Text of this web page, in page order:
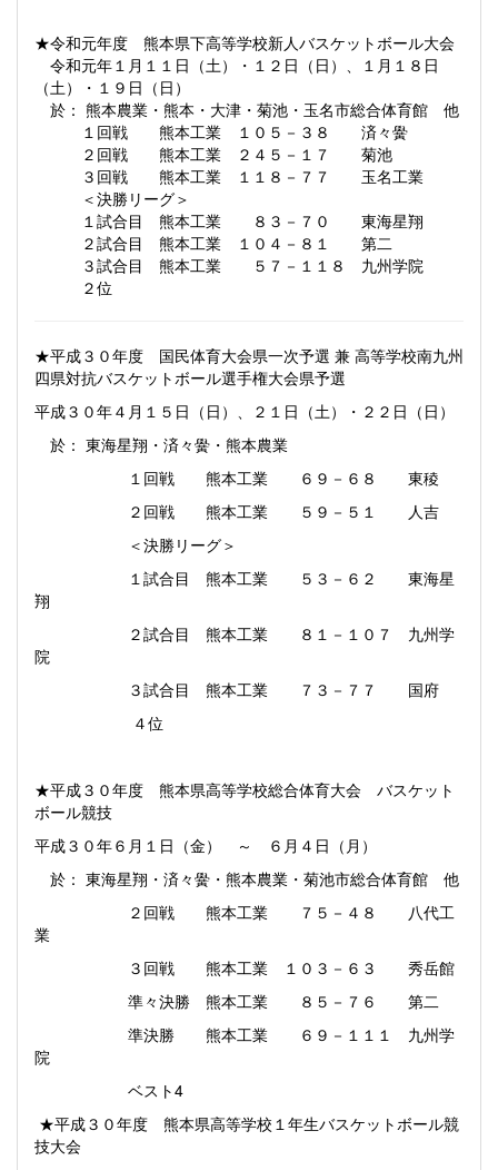
★令和元年度 熊本県下高等学校新人バスケットボール大会
令和元年１月１１日（土）・１２日（日）、１月１８日
（土）・１９日（日）
於： 熊本農業・熊本・大津・菊池・玉名市総合体育館 他
１回戦 熊本工業 １０５－３８ 済々黌
２回戦 熊本工業 ２４５－１７ 菊池
３回戦 熊本工業 １１８－７７ 玉名工業
＜決勝リーグ＞
１試合目 熊本工業 ８３－７０ 東海星翔
２試合目 熊本工業 １０４－８１ 第二
３試合目 熊本工業 ５７－１１８ 九州学院
２位
★平成３０年度 国民体育大会県一次予選 兼 高等学校南九州
四県対抗バスケットボール選手権大会県予選
平成３０年４月１５日（日）、２１日（土）・２２日（日）
於： 東海星翔・済々黌・熊本農業
１回戦 熊本工業 ６９－６８ 東稜
２回戦 熊本工業 ５９－５１ 人吉
＜決勝リーグ＞
１試合目 熊本工業 ５３－６２ 東海星
翔
２試合目 熊本工業 ８１－１０７ 九州学
院
３試合目 熊本工業 ７３－７７ 国府
４位
★平成３０年度 熊本県高等学校総合体育大会 バスケット
ボール競技
平成３０年６月１日（金） ～ ６月４日（月）
於： 東海星翔・済々黌・熊本農業・菊池市総合体育館 他
２回戦 熊本工業 ７５－４８ 八代工
業
３回戦 熊本工業 １０３－６３ 秀岳館
準々決勝 熊本工業 ８５－７６ 第二
準決勝 熊本工業 ６９－１１１ 九州学
院
ベスト4
★平成３０年度 熊本県高等学校１年生バスケットボール競
技大会